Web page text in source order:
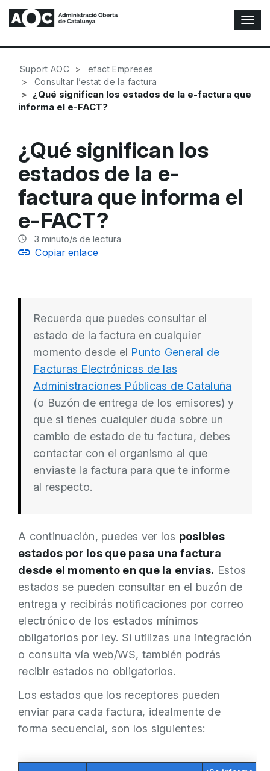
A
l
t
a
Suport AOC
efact Empreses
Consultar l’estat de la factura
¿Qué significan los estados de la e-factura que
informa el e-FACT?
¿Qué significan los
estados de la e-
factura que informa el
e-FACT?
3 minuto/s de lectura
Copiar enlace
Recuerda que puedes consultar el
estado de la factura en cualquier
momento desde el Punto General de
Facturas Electrónicas de las
Administraciones Públicas de Cataluña
(o Buzón de entrega de los emisores) y
que si tienes cualquier duda sobre un
cambio de estado de tu factura, debes
contactar con el organismo al que
enviaste la factura para que te informe
al respecto.
A continuación, puedes ver los posibles
estados por los que pasa una factura
desde el momento en que la envías. Estos
estados se pueden consultar en el buzón de
entrega y recibirás notificaciones por correo
electrónico de los estados mínimos
obligatorios por ley. Si utilizas una integración
o consulta vía web/WS, también podrás
recibir estados no obligatorios.
Los estados que los receptores pueden
enviar para cada factura, idealmente de
forma secuencial, son los siguientes: